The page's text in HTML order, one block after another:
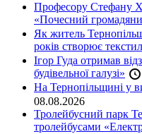
Професору Стефану
«Почесний
Як житель
років створює
Ігор Гуда отримав
будівельної галузі»
На Тернопільщині у
08.08.2026
Тролейбусний парк
тролейбусами